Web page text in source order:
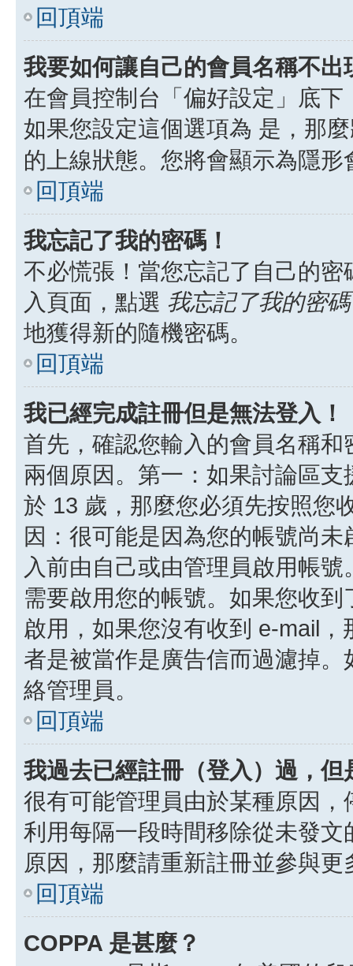
回頂端
我要如何讓自己的會員名稱不
在會員控制台「偏好設定」底
如果您設定這個選項為 是 ，那
的上線狀態。您將會顯示為隱形
回頂端
我忘記了我的密碼！
不必慌張！當您忘記了自己的
入頁面，點選 我忘記了我的密碼
地獲得新的隨機密碼。
回頂端
我已經完成註冊但是無法登入！
首先，確認您輸入的會員名稱
兩個原因。第一：如果討論區
於 13 歲，那麼您必須先按照您
因：很可能是因為您的帳號尚
入前由自己或由管理員啟用帳
需要啟用您的帳號。如果您收
啟用，如果您沒有收到 e-mail
者是被當作是廣告信而過濾掉
絡管理員。
回頂端
我過去已經註冊（登入）過，
很有可能管理員由於某種原因
利用每隔一段時間移除從未發
原因，那麼請重新註冊並參與更
回頂端
COPPA 是甚麼？